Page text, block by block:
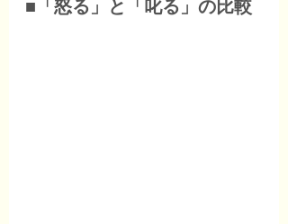
■「怒る」と「叱る」の比較